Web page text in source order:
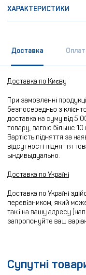
ХАРАКТЕРИСТИКИ
Доставка
Доставка по Києву
При замовленні
безпосередньо з
доставка на суму від 5
товару, вагою більше 10
Вартість підняття за
відсутності підняття
ындивыдуально.
Доставка по Україні
Доставка по Україні
перевізником, який
так і на вашу адресу
запропонуйте ваш
Супутні